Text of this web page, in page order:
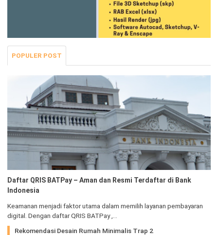
POPULER POST
Daftar QRIS BATPay – Aman dan Resmi Terdaftar di Bank
Indonesia
Keamanan menjadi faktor utama dalam memilih layanan pembayaran
digital. Dengan daftar QRIS BATPay ,…
Rekomendasi Desain Rumah Minimalis Trap 2